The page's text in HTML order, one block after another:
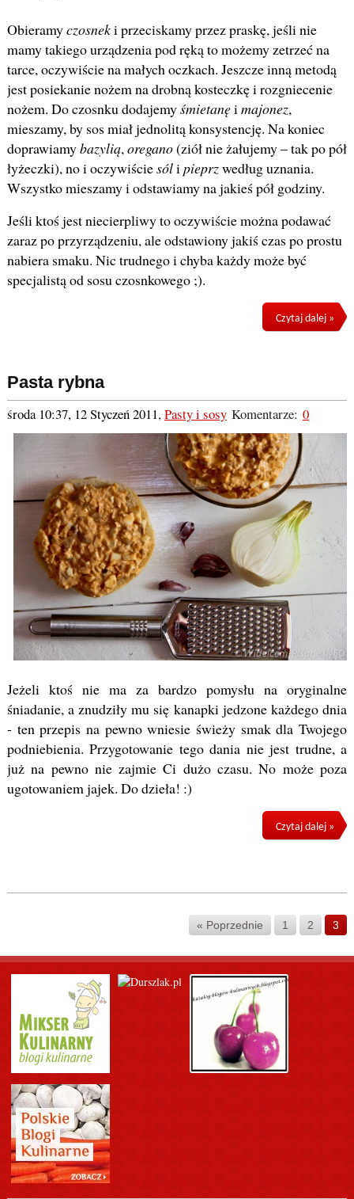
Obieramyczosneki przeciskamy przez praskę, jeśli nie
mamy takiego urządzenia pod ręką to możemy zetrzeć na
tarce, oczywiście na małych oczkach. Jeszcze inną metodą
jest posiekanie nożem na drobną kosteczkę i rozgniecenie
nożem. Do czosnku dodajemyśmietanęimajonez,
mieszamy, by sos miał jednolitą konsystencję. Na koniec
doprawiamybazylią,oregano(ziół nie żałujemy – tak po pół
łyżeczki), no i oczywiściesólipieprzwedług uznania.
Wszystko mieszamy i odstawiamy na jakieś pół godziny.
Jeśli ktoś jest niecierpliwy to oczywiście można podawać
zaraz po przyrządzeniu, ale odstawiony jakiś czas po prostu
nabiera smaku. Nic trudnego i chyba każdy może być
specjalistą od sosu czosnkowego ;).
Czytaj dalej »
Pasta rybna
środa 10:37, 12 Styczeń 2011,Pasty i sosyKomentarze: 0
Jeżeli ktoś nie ma za bardzo pomysłu na oryginalne
śniadanie, a znudziły mu się kanapki jedzone każdego dnia
- ten przepis na pewno wniesie świeży smak dla Twojego
podniebienia. Przygotowanie tego dania nie jest trudne, a
już na pewno nie zajmie Ci dużo czasu. No może poza
ugotowaniem jajek. Do dzieła! :)
Czytaj dalej »
« Poprzednie 1 2 3